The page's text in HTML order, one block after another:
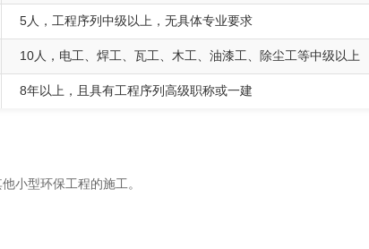
5人，工程序列中级以上，无具体专业要求
10人，电工、焊工、瓦工、木工、油漆工、除尘工等中级以上
8年以上，且具有工程序列高级职称或一建
小型环保工程的施工。